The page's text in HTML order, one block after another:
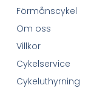
Förmånscykel
Om oss
Villkor
Cykelservice
Cykeluthyrning